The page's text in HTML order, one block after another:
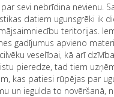
sevi nebrīdina nevienu.
datiem ugunsgrēki ik
teritorijas.
gadījumus apvieno
veselībai, kā arī
pieredze, tad tiem
kas patiesi rūpējas par
un iegulda to novēršanā,